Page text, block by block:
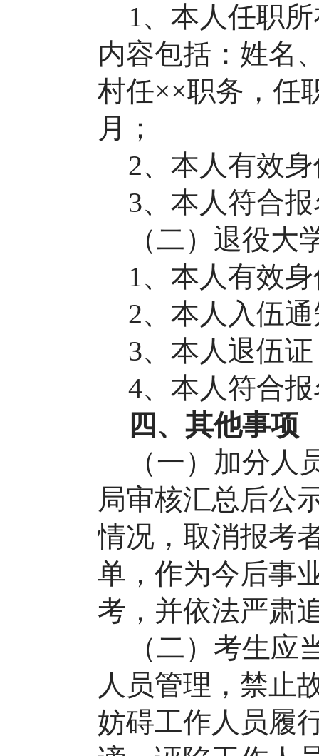
1、本人任职
内容包括：姓名
村任××职务，任
月；
2、本人有效
3、本人符合
（二）退役大
1、本人有效
2、本人入伍
3、本人退伍
4、本人符合
四、其他事项
（一）加分
局审核汇总后公
情况，取消报考
单，作为今后事
考，并依法严肃
（二）考生
人员管理，禁止
妨碍工作人员履